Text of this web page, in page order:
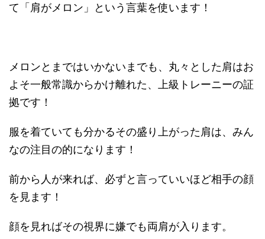
て「肩がメロン」という言葉を使います！
メロンとまではいかないまでも、丸々とした肩はお
よそ一般常識からかけ離れた、上級トレーニーの証
拠です！
服を着ていても分かるその盛り上がった肩は、みん
なの注目の的になります！
前から人が来れば、必ずと言っていいほど相手の顔
を見ます！
顔を見ればその視界に嫌でも両肩が入ります。